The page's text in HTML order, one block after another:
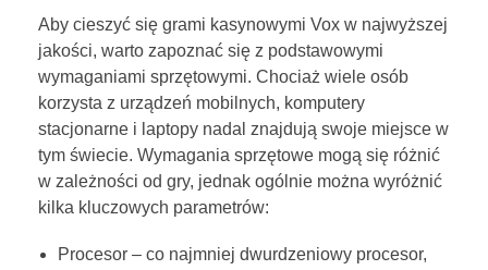
Aby cieszyć się grami kasynowymi Vox w najwyższej
jakości, warto zapoznać się z podstawowymi
wymaganiami sprzętowymi. Chociaż wiele osób
korzysta z urządzeń mobilnych, komputery
stacjonarne i laptopy nadal znajdują swoje miejsce w
tym świecie. Wymagania sprzętowe mogą się różnić
w zależności od gry, jednak ogólnie można wyróżnić
kilka kluczowych parametrów:
Procesor – co najmniej dwurdzeniowy procesor,